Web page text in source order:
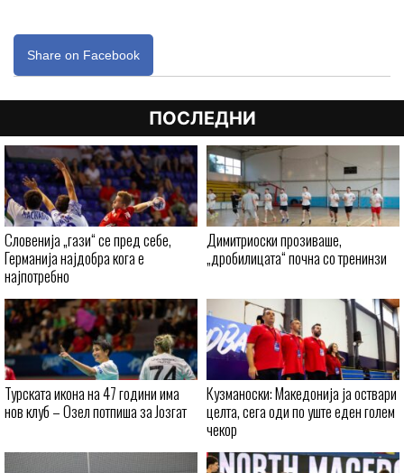
Share on Facebook
ПОСЛЕДНИ
Словенија „гази“ се пред себе,
Германија најдобра кога е
најпотребно
Димитриоски прозиваше,
„дробилицата“ почна со тренинзи
Турската икона на 47 години има
нов клуб – Озел потпиша за Јозгат
Кузманоски: Македонија ја оствари
целта, сега оди по уште еден голем
чекор